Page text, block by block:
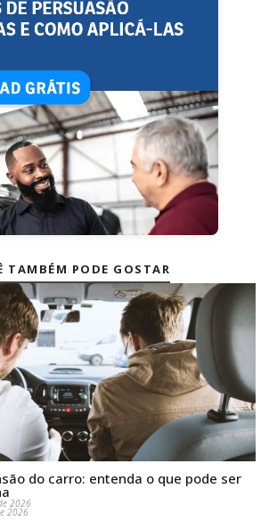
TAMBÉM PODE GOSTAR
do carro: entenda o que pode ser
2026
2026